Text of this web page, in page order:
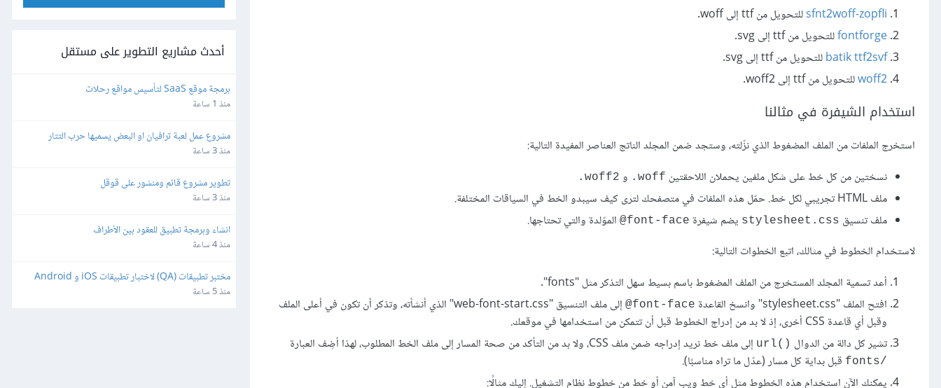
sfnt2woff-zopfliللتحويل من ttf إلى woff.
fontforgeللتحويل من ttf إلى svg.
batik ttf2svfللتحويل من ttf إلى svg.
woff2للتحويل من ttf إلى woff2.
استخدام الشيفرة في مثالنا
استخرج الملفات من الملف المضغوط الذي نزّلته، وستجد ضمن المجلد الناتج العناصر المفيدة التالية:
نسختين من كل خط على شكل ملفين يحملان اللاحقتين woff. و woff2.
ملف HTML تجريبي لكل خط. حمّل هذه الملفات في متصفحك لترى كيف سيبدو الخط في السياقات المختلفة.
ملف تنسيق stylesheet.css يضم شيفرة font-face@
الموّلدة والتي تحتاجها.
لاستخدام الخطوط في مثالك، اتبع الخطوات التالية:
أعد تسمية المجلد المستخرج من الملف المضغوط باسم بسيط سهل التذكر مثل "fonts".
افتح الملف "stylesheet.css" وانسخ القاعدة
font-face@
إلى ملف التنسيق "web-font-start.css" الذي أنشأته، وتذكر أن تكون في أعلى الملف
وقبل أي قاعدة CSS أخرى، إذ لا بد من إدراج الخطوط قبل أن تتمكن من استخدامها في موقعك.
تشير كل دالة من الدوال ()url إلى ملف خط نريد إدراجه ضمن ملف CSS، ولا بد من التأكد من صحة المسار إلى ملف الخط المطلوب، لهذا أضِف العبارة
/fonts
قبل بداية كل مسار (عدّل ما تراه مناسبًا).
يمكنك الآن استخدام هذه الخطوط مثل أي خط ويب آمن أو خط من خطوط نظام التشغيل. إليك مثالًا:
أحدث مشاريع التطوير على مستقل
برمجة موقع SaaS لتأسيس مواقع رحلات
منذ 1 ساعة
مشروع عمل لعبة ترافيان او البعض يسميها حرب التتار
منذ 3 ساعة
تطوير مشروع قائم ومنشور على قوقل
منذ 3 ساعة
انشاء وبرمجة تطبيق للعقود بين الأطراف
منذ 4 ساعة
مختبر تطبيقات (QA) لاختبار تطبيقات iOS و Android
منذ 5 ساعة